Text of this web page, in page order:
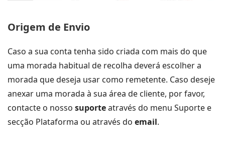
Origem de Envio
Caso a sua conta tenha sido criada com mais do que
uma morada habitual de recolha deverá escolher a
morada que deseja usar como remetente. Caso deseje
anexar uma morada à sua área de cliente, por favor,
contacte o nosso suporteatravés do menu Suporte e
secção Plataforma ou através do email.